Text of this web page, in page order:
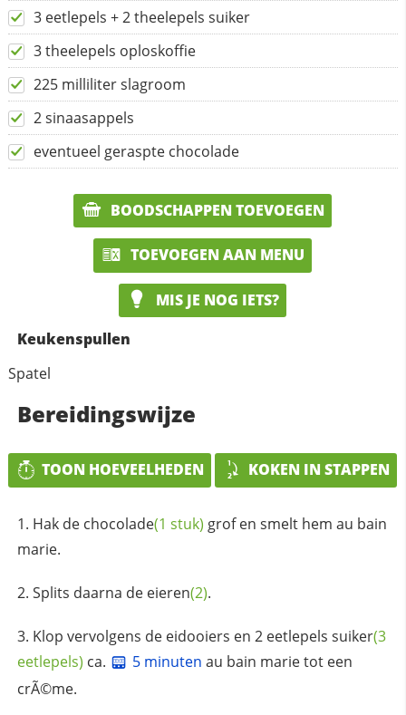
3 eetlepels + 2 theelepels suiker
3 theelepels oploskoffie
225 milliliter slagroom
2 sinaasappels
eventueel geraspte chocolade
BOODSCHAPPEN TOEVOEGEN
TOEVOEGEN AAN MENU
MIS JE NOG IETS?
Keukenspullen
Spatel
Bereidingswijze
TOON HOEVEELHEDEN KOKEN IN STAPPEN
Hak de chocolade(1 stuk) grof en smelt hem au bain
marie.
Splits daarna de eieren(2).
Klop vervolgens de eidooiers en 2 eetlepels suiker(3
eetlepels) ca. 5 minuten au bain marie tot een
crÃ©me.